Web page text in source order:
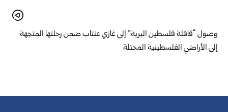
وصول “قافلة فلسطين البرية” إلى غازي عنتاب ضمن رحلتها المتجهة
إلى الأراضي الفلسطينية المحتلة